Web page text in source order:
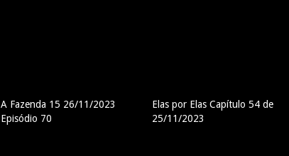
A Fazenda 15 26/11/2023
Episódio 70
Elas por Elas Capítulo 54 de
25/11/2023